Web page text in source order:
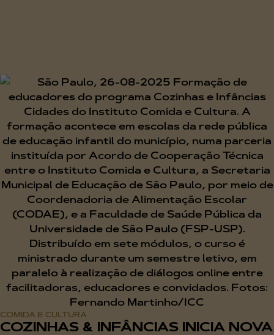
COMIDA E CULTURA
COZINHAS & INFÂNCIAS INICIA NOVA